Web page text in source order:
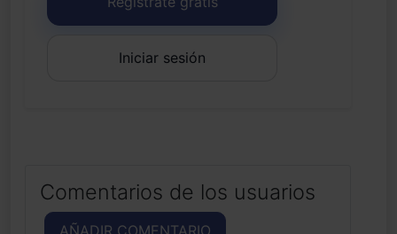
Iniciar sesión
Comentarios de los usuarios
AÑADIR COMENTARIO